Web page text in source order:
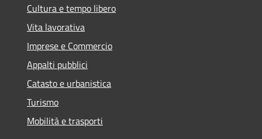
Cultura e tempo libero
Vita lavorativa
Imprese e Commercio
Appalti pubblici
Catasto e urbanistica
Turismo
Mobilità e trasporti